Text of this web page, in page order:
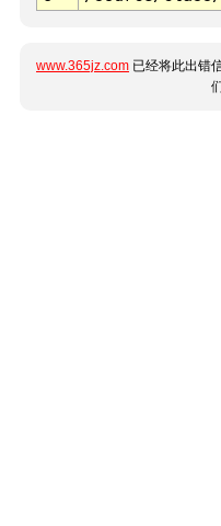
www.365jz.com 已经将此出错